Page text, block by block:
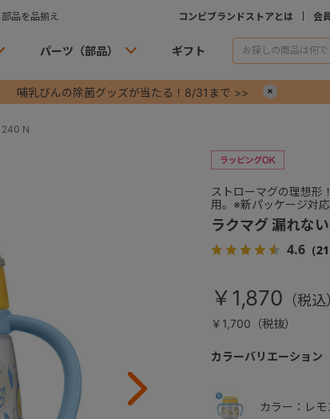
品を品揃え コンビブランドストアとは 会
パーツ（部品） ギフト
哺乳びんの除菌グッズが当たる！8/31まで >>
240 N
ストローマグの理想形
用。※新パッケージ対
ラクマグ 漏れな
4.6 （21
￥1,870
￥1,700（税抜）
カラーバリエーション
カラー：レモ